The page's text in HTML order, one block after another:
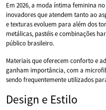
Em 2026, a moda íntima feminina
inovadores que atendem tanto ao
e texturas evoluem para além dos
metálicas, pastéis e combinações
público brasileiro.
Materiais que oferecem conforto e
ganham importância, com a
sendo frequentemente utilizados
Design e Estilo